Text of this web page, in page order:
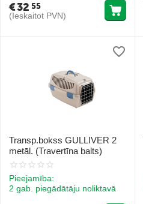
€32 55
(Ieskaitot PVN)
Transp.bokss GULLIVER 2
metāl. (Travertīna balts)
Pieejamība:
2 gab. piegādātāju noliktavā